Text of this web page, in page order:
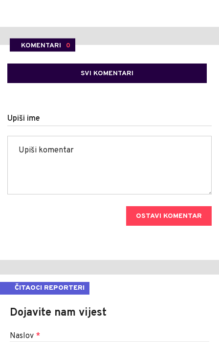
KOMENTARI 0
SVI KOMENTARI
Upiši ime
OSTAVI KOMENTAR
ČITAOCI REPORTERI
Dojavite nam vijest
Naslov *